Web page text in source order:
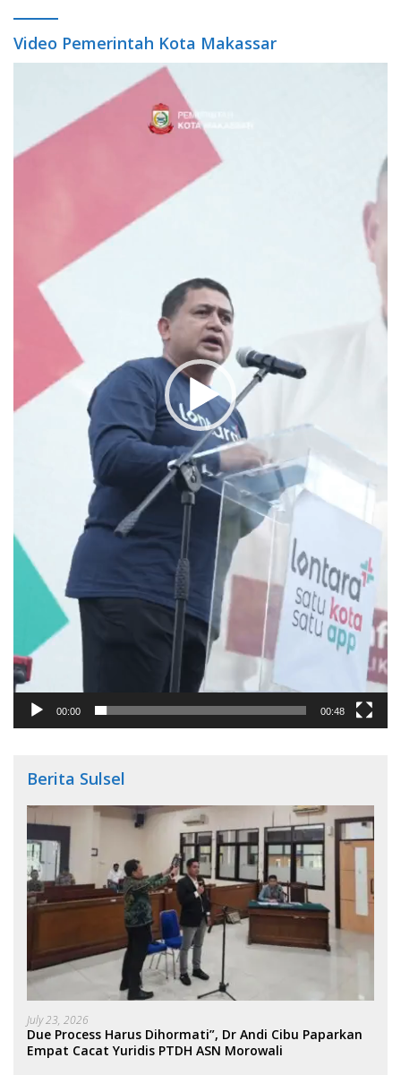
Video Pemerintah Kota Makassar
00:00 00:48
Berita Sulsel
July 23, 2026
Due Process Harus Dihormati”, Dr Andi Cibu Paparkan
Empat Cacat Yuridis PTDH ASN Morowali